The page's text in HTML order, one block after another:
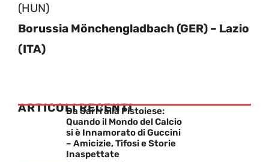
(HUN)
Borussia Mönchengladbach (GER) – Lazio
(ITA)
ARTICOLI RECENTI
Da Sarri alla Pistoiese:
Quando il Mondo del Calcio
si è Innamorato di Guccini
– Amicizie, Tifosi e Storie
Inaspettate